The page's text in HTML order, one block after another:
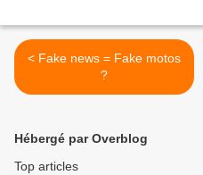
< Fake news = Fake motos
?
Hébergé par Overblog
Top articles